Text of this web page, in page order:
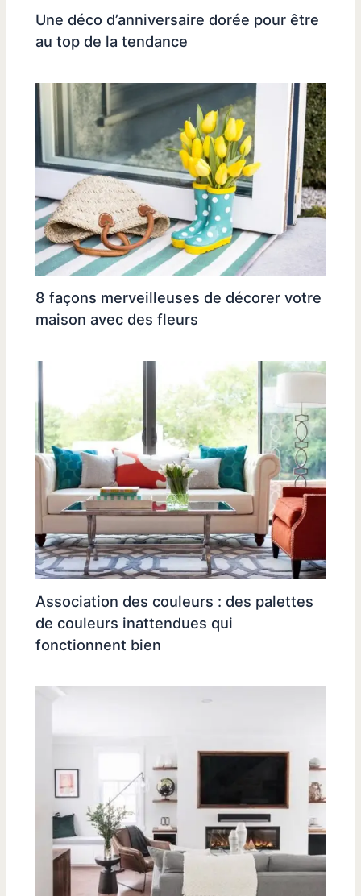
Une déco d’anniversaire dorée pour être
au top de la tendance
8 façons merveilleuses de décorer votre
maison avec des fleurs
Association des couleurs : des palettes
de couleurs inattendues qui
fonctionnent bien